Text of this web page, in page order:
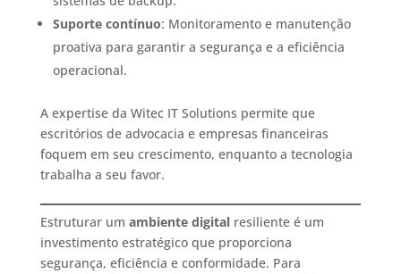
Suporte contínuo: Monitoramento e manutenção
proativa para garantir a segurança e a eficiência
operacional.​
A expertise da Witec IT Solutions permite que
escritórios de advocacia e empresas financeiras
foquem em seu crescimento, enquanto a tecnologia
trabalha a seu favor.​
Estruturar um ambiente digitalresiliente é um
investimento estratégico que proporciona
segurança, eficiência e conformidade. Para